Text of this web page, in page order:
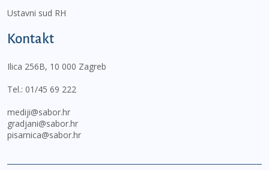
Ustavni sud RH
Kontakt
Ilica 256B, 10 000 Zagreb
Tel.: 01/45 69 222
mediji@sabor.hr
gradjani@sabor.hr
pisarnica@sabor.hr